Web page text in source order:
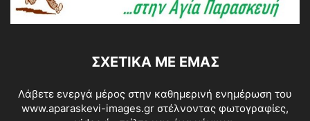
ΣΧΕΤΙΚΆ ΜΕ ΕΜΆΣ
Λάβετε ενεργά μέρος στην καθημερινή ενημέρωση του
www.aparaskevi-images.gr στέλνοντας φωτογραφίες,